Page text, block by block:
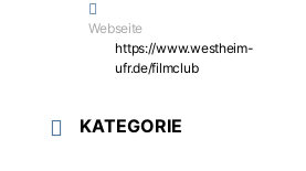
Webseite
https://www.westheim-
ufr.de/filmclub
KATEGORIE